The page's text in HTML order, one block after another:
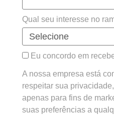
Qual seu interesse no
Eu concordo em
A nossa empresa está
respeitar sua
apenas para fins de
suas preferências a